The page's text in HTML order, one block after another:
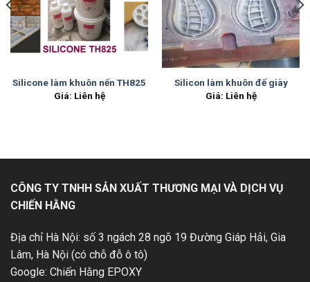
Silicone làm khuôn nến TH825
Giá: Liên hệ
Silicon làm khuôn đế giày
Giá: Liên hệ
CÔNG TY TNHH SẢN XUẤT THƯƠNG MẠI VÀ DỊCH VỤ
CHIẾN HẰNG
Địa chỉ Hà Nội: số 3 ngách 28 ngõ 19 Đường Giáp Hải, Gia
Lâm, Hà Nội (có chỗ đỗ ô tô)
Google: Chiến Hằng EPOXY